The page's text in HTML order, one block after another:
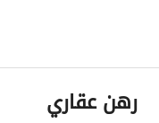
رهن عقاري